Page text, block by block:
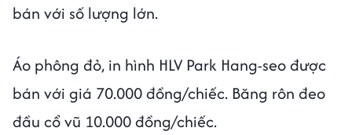
bán với số lượng lớn.
Áo phông đỏ, in hình HLV Park Hang-seo được
bán với giá 70.000 đồng/chiếc. Băng rôn đeo
đầu cổ vũ 10.000 đồng/chiếc.